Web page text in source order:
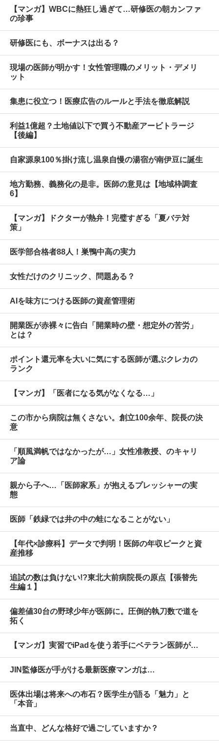
【マンガ】WBCに熱狂し過ぎて…研修医の朝カンファ
の珍事
研修医にも、ボーナスは出る？
現場の医師が明かす！女性管理職のメリット・デメリ
ット
集患に役立つ！医療広告のルールと手法を徹底解説
利益1億超？土地値以下で買う不動産アービトラージ
【後編】
自家源泉100％掛け流し温泉自慢の湯宿が南伊豆に誕生
地方勤務、義務化の是非。医師の意見は【地域枠調査
6】
【マンガ】ドクターが熱弁！完璧すぎる「夏バテ対
策」
医学部合格者88人！巣鴨中高の実力
女性だけのクリニック、問題ある？
AIを味方につける医師の資産管理術
開業医が赤裸々に告白「開業時の壁・想定外の苦労」
とは？
ポイント還元率を大いに気にする医師が選ぶクレカの
ランク
【マンガ】「医者になる気がなくなる…」
この市から病院は無くさない。創立100余年、院長の決
意
「順風満帆ではなかったが…」女性准教授、のキャリ
ア論
親から子へ…「医師家系」が抱えるプレッシャーの実
態
医師「鉄緑では井の中の蛙になることがない」
【年代×診療科】データで判明！医師の年収ピークと資
産推移
追試の数は負けない!?東北大前病院長の原点【張替先
生編１】
偏差値30台の野球少年が医師に。圧倒的執刀数で道を
拓く
【マンガ】実習でiPadを使う若手にベテラン医師が…
JIN監修医が手がける最新医療マンガは…
医体出場は将来への布石？医学生が語る「魅力」と
「本音」
当直中、どんな格好で過ごしていますか？